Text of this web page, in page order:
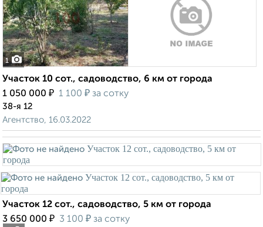
1
Участок 10 сот., садоводство, 6 км от города
1 050 000 ₽ 1 100 ₽ за сотку
38-я 12
Агентство, 16.03.2022
Участок 12 сот., садоводство, 5 км от города
3 650 000 ₽ 3 100 ₽ за сотку